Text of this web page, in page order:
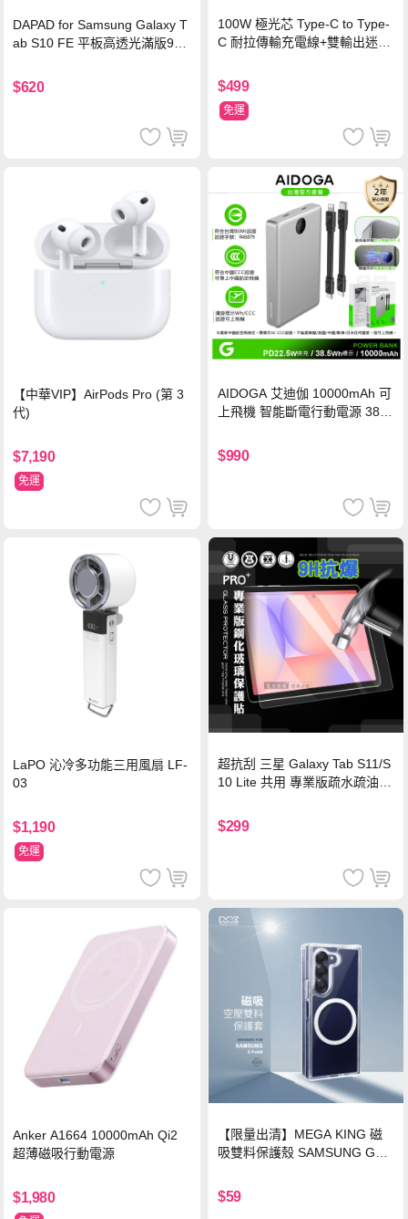
DAPAD for Samsung Galaxy T
ab S10 FE 平板高透光滿版9H
$620
100W 極光芯 Type-C to Type-
C 耐拉傳輸充電線+雙輸出迷你
$499
免運
【中華VIP】AirPods Pro (第 3
代)
$7,190
免運
AIDOGA 艾迪伽 10000mAh 可
上飛機 智能斷電行動電源 38.5
灣BSMI/中國CCC/歐美CE/FCC
認證
$990
LaPO 沁冷多功能三用風扇 LF-
03
$1,190
免運
超抗刮 三星 Galaxy Tab S11/S
10 Lite 共用 專業版疏水疏油9
$299
Anker A1664 10000mAh Qi2
超薄磁吸行動電源
$1,980
【限量出清】MEGA KING 磁
吸雙料保護殼 SAMSUNG Gala
$59